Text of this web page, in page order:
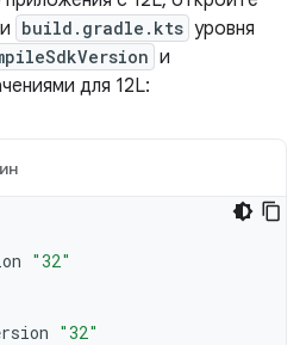
build.gradle.kts уровня
и
для 12L:
"32"
"32"